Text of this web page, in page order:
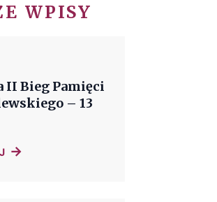
WPISY
II Bieg Pamięci
– 13
→